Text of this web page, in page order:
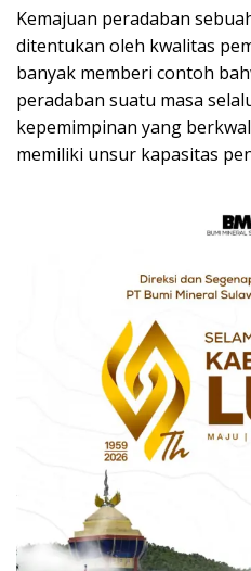
Kemajuan peradaban
ditentukan oleh kwalitas
banyak memberi contoh
peradaban suatu masa
kepemimpinan yang
memiliki unsur kapasitas